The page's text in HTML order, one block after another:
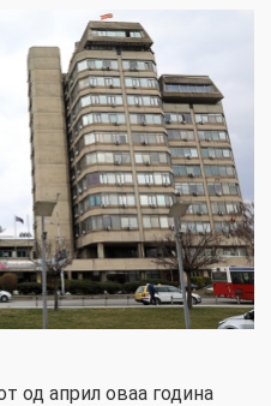
од април оваа година